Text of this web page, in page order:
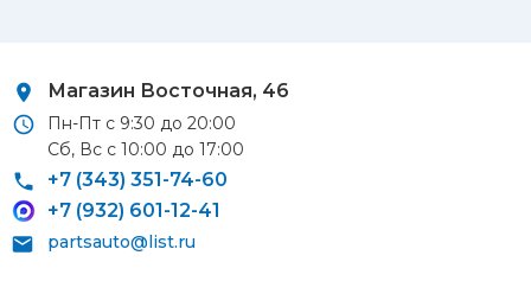
Магазин Восточная, 46
Пн-Пт с 9:30 до 20:00
Сб, Вс с 10:00 до 17:00
+7 (343) 351-74-60
+7 (932) 601-12-41
partsauto@list.ru
Курьерская доставка
По Екатеринбургу при заказе от 9 000 ₽ –